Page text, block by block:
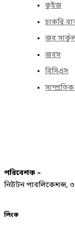
কুইজ
চাকরি
জব
জবস
বিসিএস
পরিবেশক –
নিউটন পাবলিকেশন্স,
লিংক